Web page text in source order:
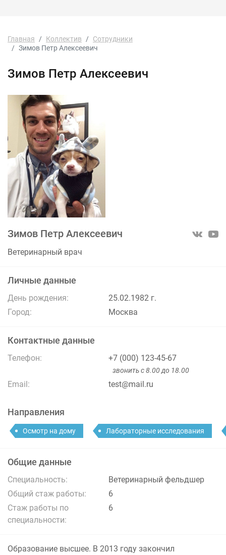
Главная Коллектив
Сотрудники
Зимов Петр Алексеевич
Зимов Петр Алексеевич
Зимов Петр Алексеевич
Ветеринарный врач
Личные данные
День рождения:
25.02.1982 г.
Город:
Москва
Контактные данные
Телефон: +7 (000) 123-45-67
звонить с 8.00 до 18.00
Email: test@mail.ru
Направления
Осмотр на дому Лабораторные исследования
Общие данные
Специальность:
Ветеринарный фельдшер
Общий стаж работы:
6
Стаж работы по
специальности:
6
Образование высшее. В 2013 году закончил